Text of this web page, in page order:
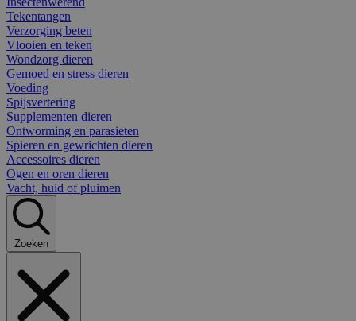
Tekentangen
Verzorging beten
Vlooien en teken
Wondzorg dieren
Gemoed en stress dieren
Voeding
Spijsvertering
Supplementen dieren
Ontworming en parasieten
Spieren en gewrichten dieren
Accessoires dieren
Ogen en oren dieren
Vacht, huid of pluimen
Zoeken